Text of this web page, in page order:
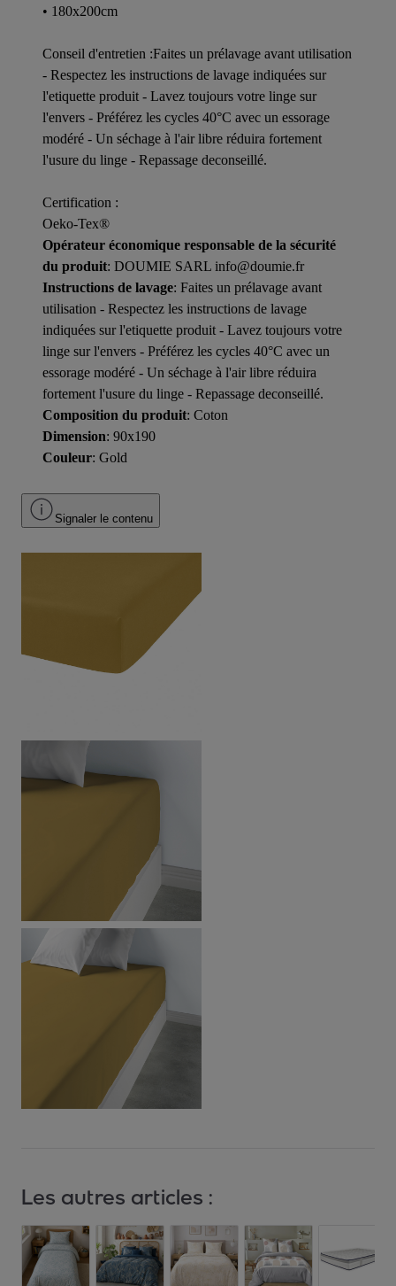
• 180x200cm
Conseil d'entretien :Faites un prélavage avant utilisation
- Respectez les instructions de lavage indiquées sur
l'etiquette produit - Lavez toujours votre linge sur
l'envers - Préférez les cycles 40°C avec un essorage
modéré - Un séchage à l'air libre réduira fortement
l'usure du linge - Repassage deconseillé.
Certification :
Oeko-Tex®
Opérateur économique responsable de la sécurité
du produit: DOUMIE SARL info@doumie.fr
Instructions de lavage: Faites un prélavage avant
utilisation - Respectez les instructions de lavage
indiquées sur l'etiquette produit - Lavez toujours votre
linge sur l'envers - Préférez les cycles 40°C avec un
essorage modéré - Un séchage à l'air libre réduira
fortement l'usure du linge - Repassage deconseillé.
Composition du produit: Coton
Dimension: 90x190
Couleur: Gold
Signaler le contenu
Les autres articles :